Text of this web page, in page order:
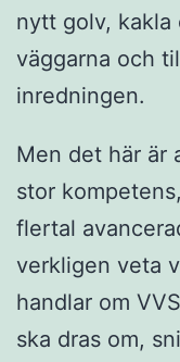
nytt golv, kakla
väggarna och
inredningen.
Men det här är
stor
flertal
verkligen veta
handlar om
ska dras om,